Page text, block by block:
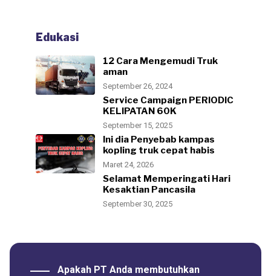
Edukasi
Adminadmin-aadmin
12 Cara Mengemudi Truk
aman
September 26, 2024
Service Campaign PERIODIC
KELIPATAN 60K
September 15, 2025
Ini dia Penyebab kampas
kopling truk cepat habis
Maret 24, 2026
Selamat Memperingati Hari
Kesaktian Pancasila
September 30, 2025
Apakah PT Anda membutuhkan